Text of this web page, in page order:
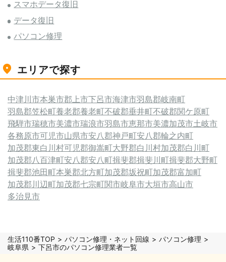
スマホデータ復旧
データ復旧
パソコン修理
エリアで探す
中津川市本巣市郡上市下呂市海津市羽島郡岐南町
羽島郡笠松町養老郡養老町不破郡垂井町不破郡関ケ原町
飛騨市瑞穂市美濃市瑞浪市羽島市恵那市美濃加茂市土岐市
各務原市可児市山県市安八郡神戸町安八郡輪之内町
加茂郡東白川村可児郡御嵩町大野郡白川村加茂郡白川町
加茂郡八百津町安八郡安八町揖斐郡揖斐川町揖斐郡大野町
揖斐郡池田町本巣郡北方町加茂郡坂祝町加茂郡富加町
加茂郡川辺町加茂郡七宗町関市岐阜市大垣市高山市
多治見市
生活110番TOP パソコン修理・ネット回線
パソコン修理
岐阜県
下呂市のパソコン修理業者一覧